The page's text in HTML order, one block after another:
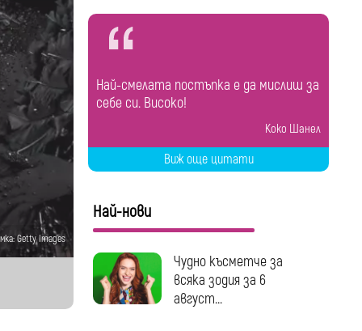
Getty Images
Най-смелата постъпка е да мислиш за
себе си. Високо!
Коко Шанел
Виж още цитати
Най-нови
Чудно късметче за
всяка зодия за 6
август...